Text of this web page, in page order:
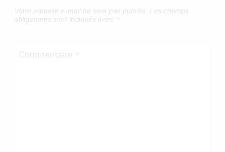
Votre adresse e-mail ne sera pas publiée. Les champs
obligatoires sont indiqués avec *
Commentaire *